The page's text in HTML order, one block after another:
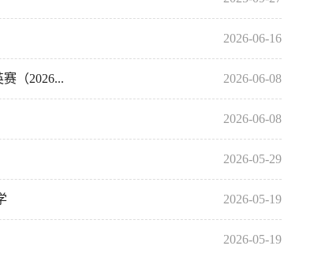
2026-06-16
2026-06-08
（2026...
2026-06-08
2026-05-29
2026-05-19
2026-05-19